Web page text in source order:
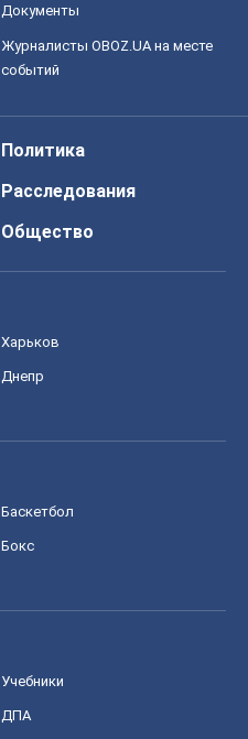
Документы
Журналисты OBOZ.UA на месте
событий
Политика
Расследования
Общество
Харьков
Днепр
Баскетбол
Бокс
Учебники
ДПА